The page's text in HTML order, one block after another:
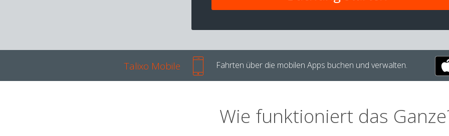
Talixo Mobile Fahrten über die mobilen Apps buchen und verwalten.
Wie funktioniert das